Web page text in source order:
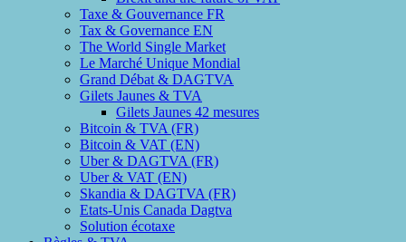
Taxe & Gouvernance FR
Tax & Governance EN
The World Single Market
Le Marché Unique Mondial
Grand Débat & DAGTVA
Gilets Jaunes & TVA
Gilets Jaunes 42 mesures
Bitcoin & TVA (FR)
Bitcoin & VAT (EN)
Uber & DAGTVA (FR)
Uber & VAT (EN)
Skandia & DAGTVA (FR)
Etats-Unis Canada Dagtva
Solution écotaxe